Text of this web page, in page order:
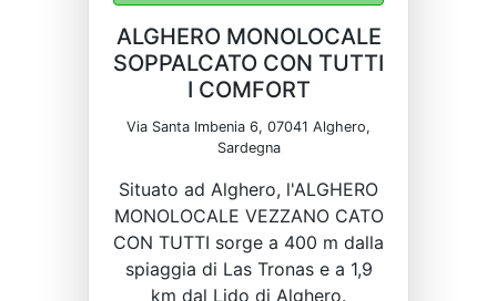
ALGHERO MONOLOCALE
SOPPALCATO CON TUTTI
I COMFORT
Via Santa Imbenia 6, 07041 Alghero,
Sardegna
Situato ad Alghero, l'ALGHERO
MONOLOCALE VEZZANO CATO
CON TUTTI sorge a 400 m dalla
spiaggia di Las Tronas e a 1,9
km dal Lido di Alghero.